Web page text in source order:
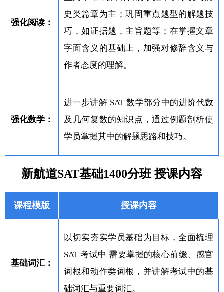
强化阅读：
史类篇章为主；巩固重点题型的解题技
巧，如证据题，主旨题等；在掌握文章
字面含义的基础上，加强对修辞含义与
作者态度的理解。
强化数学：
进一步讲解 SAT 数学部分中的进阶代数
及几何复数的知识点，通过例题剖析使
学员掌握其中的解题思路和技巧。
新航道SAT基础1400分班 授课内容
课程模版 授课内容
基础词汇：
以切实夯实学员基础为目标，全面梳理
SAT 考试中 需要掌握的核心前缀、感官
词根和动作类词根，并讲解考试中的基
础词汇与重要词汇。